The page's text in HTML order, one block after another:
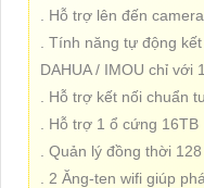
. Hỗ trợ lên đến
. Tính năng tự động
DAHUA / IMOU chỉ với
. Hỗ trợ kết nối chuẩn
. Hỗ trợ 1 ổ cứng 16TB
. Quản lý đồng thời
. 2 Ăng-ten wifi giúp